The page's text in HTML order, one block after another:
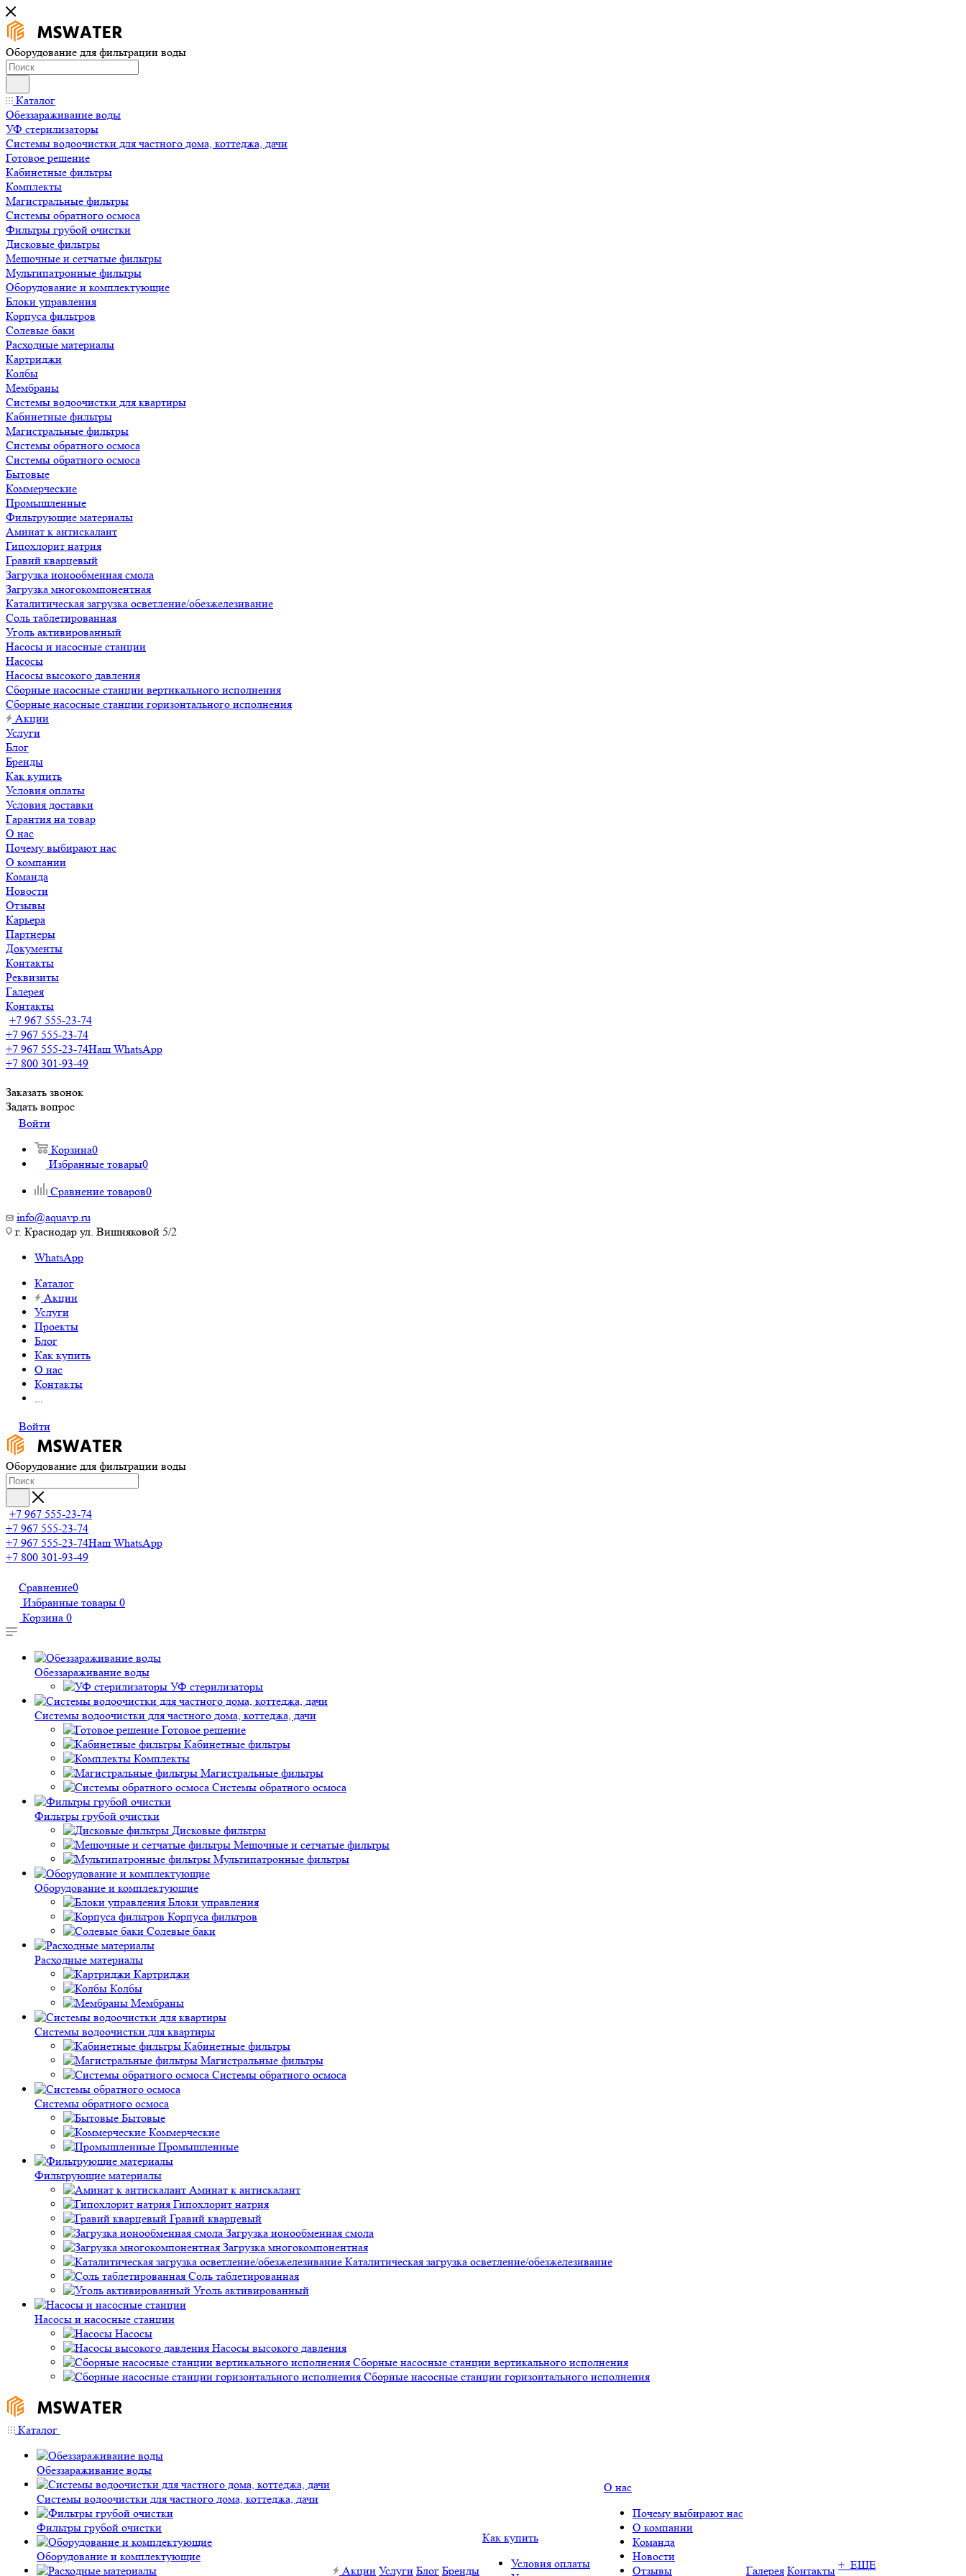
Оборудование для фильтрации воды
Каталог
Обеззараживание воды
УФ стерилизаторы
Системы водоочистки для частного дома, коттеджа, дачи
Готовое решение
Кабинетные фильтры
Комплекты
Магистральные фильтры
Системы обратного осмоса
Фильтры грубой очистки
Дисковые фильтры
Мешочные и сетчатые фильтры
Мультипатронные фильтры
Оборудование и комплектующие
Блоки управления
Корпуса фильтров
Солевые баки
Расходные материалы
Картриджи
Колбы
Мембраны
Системы водоочистки для квартиры
Кабинетные фильтры
Магистральные фильтры
Системы обратного осмоса
Системы обратного осмоса
Бытовые
Коммерческие
Промышленные
Фильтрующие материалы
Аминат к антискалант
Гипохлорит натрия
Гравий кварцевый
Загрузка ионообменная смола
Загрузка многокомпонентная
Каталитическая загрузка осветление/обезжелезивание
Соль таблетированная
Уголь активированный
Насосы и насосные станции
Насосы
Насосы высокого давления
Сборные насосные станции вертикального исполнения
Сборные насосные станции горизонтального исполнения
Акции
Услуги
Блог
Бренды
Как купить
Условия оплаты
Условия доставки
Гарантия на товар
О нас
Почему выбирают нас
О компании
Команда
Новости
Отзывы
Карьера
Партнеры
Документы
Контакты
Реквизиты
Галерея
Контакты
+7 967 555-23-74
+7 967 555-23-74
+7 967 555-23-74Наш WhatsApp
+7 800 301-93-49
Заказать звонок
Задать вопрос
Войти
Корзина0
Избранные товары0
Сравнение товаров0
info@aquavp.ru
г. Краснодар ул. Вишняковой 5/2
WhatsApp
Каталог
Акции
Услуги
Проекты
Блог
Как купить
О нас
Контакты
...
Войти
Оборудование для фильтрации воды
+7 967 555-23-74
+7 967 555-23-74
+7 967 555-23-74Наш WhatsApp
+7 800 301-93-49
Сравнение0
Избранные товары 0
Корзина 0
Обеззараживание воды
УФ стерилизаторы
Системы водоочистки для частного дома, коттеджа, дачи
Готовое решение
Кабинетные фильтры
Комплекты
Магистральные фильтры
Системы обратного осмоса
Фильтры грубой очистки
Дисковые фильтры
Мешочные и сетчатые фильтры
Мультипатронные фильтры
Оборудование и комплектующие
Блоки управления
Корпуса фильтров
Солевые баки
Расходные материалы
Картриджи
Колбы
Мембраны
Системы водоочистки для квартиры
Кабинетные фильтры
Магистральные фильтры
Системы обратного осмоса
Системы обратного осмоса
Бытовые
Коммерческие
Промышленные
Фильтрующие материалы
Аминат к антискалант
Гипохлорит натрия
Гравий кварцевый
Загрузка ионообменная смола
Загрузка многокомпонентная
Каталитическая загрузка осветление/обезжелезивание
Соль таблетированная
Уголь активированный
Насосы и насосные станции
Насосы
Насосы высокого давления
Сборные насосные станции вертикального исполнения
Сборные насосные станции горизонтального исполнения
Каталог
Обеззараживание воды
Системы водоочистки для частного дома, коттеджа, дачи
Фильтры грубой очистки
Оборудование и комплектующие
Акции Услуги Блог Бренды
Как купить
Условия оплаты
О нас
Почему выбирают нас
О компании
Команда
Новости
Отзывы
Галерея Контакты + ЕЩЕ